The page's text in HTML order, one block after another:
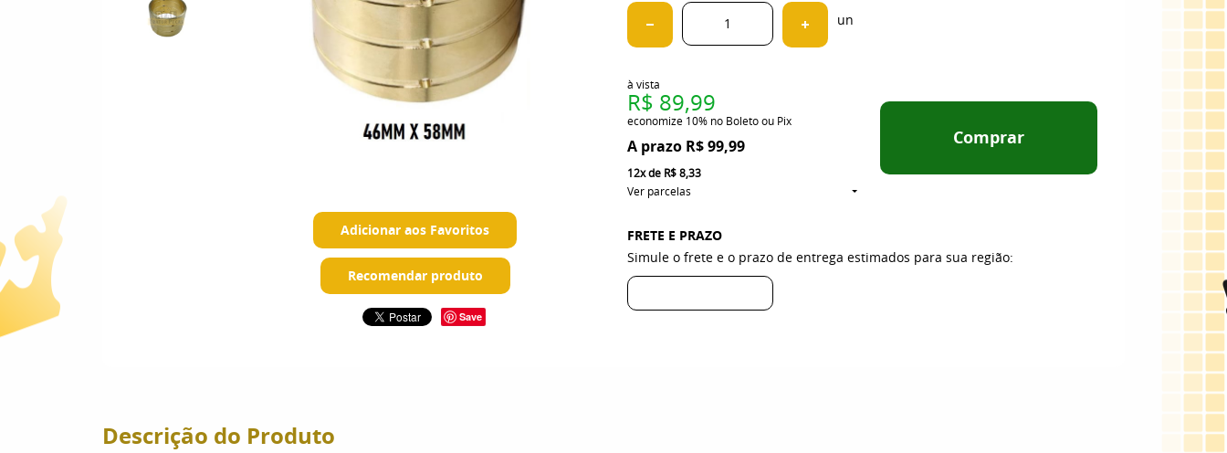
Adicionar aos Favoritos
Recomendar produto
Save
un
R$ 99,99
à vista
R$ 89,99
economize 10% no Boleto ou Pix
12xde R$ 8,33
Ver parcelas
Comprar
FRETE E PRAZO
Simule o frete e o prazo de entrega estimados para sua região:
Descrição do Produto